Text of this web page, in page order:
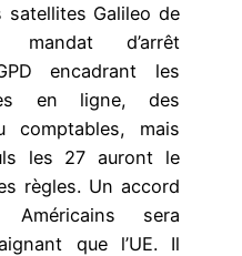
satellites Galileo de
mandat d’arrêt
encadrant les
en ligne, des
comptables, mais
les 27 auront le
règles. Un accord
sera
que l’UE. Il